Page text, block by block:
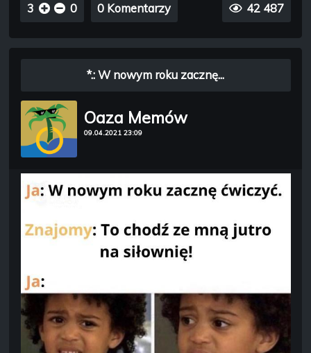
3 0 0 Komentarzy 42 487
Oaza Memów
09.04.2021 23:09
*.: W nowym roku zacznę...